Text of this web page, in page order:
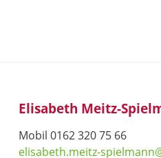
Elisabeth Meitz-
Mobil 0162 320 75 66
elisabeth.meitz-